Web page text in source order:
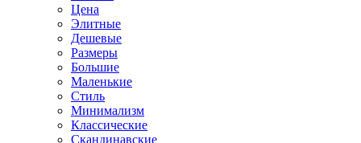
Цена
Элитные
Дешевые
Размеры
Большие
Маленькие
Стиль
Минимализм
Классические
Скандинавские